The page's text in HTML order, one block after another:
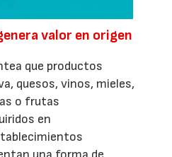
valor en origen
que productos
quesos, vinos, mieles,
o frutas
en